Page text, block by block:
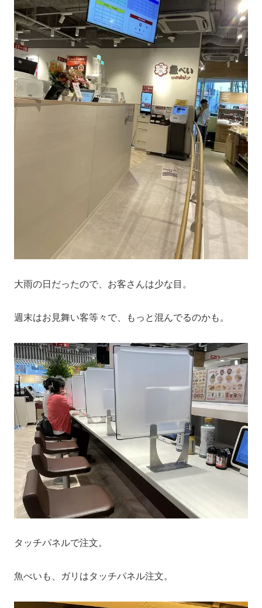
大雨の日だったので、お客さんは少な目。
週末はお見舞い客等々で、もっと混んでるのかも。
タッチパネルで注文。
魚べいも、ガリはタッチパネル注文。